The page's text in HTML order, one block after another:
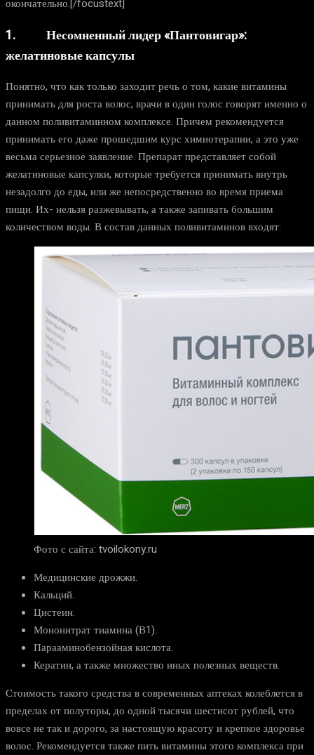
окончательно.[/focustext]
1. Несомненный лидер «Пантовигар»:
желатиновые капсулы
Понятно, что как только заходит речь о том, какие витамины
принимать для роста волос, врачи в один голос говорят именно о
данном поливитаминном комплексе. Причем рекомендуется
принимать его даже прошедшим курс химиотерапии, а это уже
весьма серьезное заявление. Препарат представляет собой
желатиновые капсулки, которые требуется принимать внутрь
незадолго до еды, или же непосредственно во время приема
пищи. Их- нельзя разжевывать, а также запивать большим
количеством воды. В состав данных поливитаминов входят:
Фото с сайта: tvoilokony.ru
Медицинские дрожжи.
Кальций.
Цистеин.
Мононитрат тиамина (В1).
Парааминобензойная кислота.
Кератин, а также множество иных полезных веществ.
Стоимость такого средства в современных аптеках колеблется в
пределах от полуторы, до одной тысячи шестисот рублей, что
вовсе не так и дорого, за настоящую красоту и крепкое здоровье
волос. Рекомендуется также пить витамины этого комплекса при